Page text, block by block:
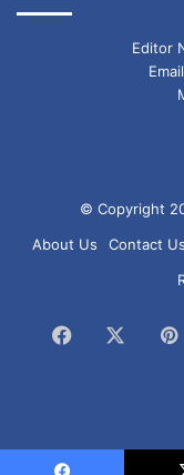
Editor
© Copyright
About Us
Contact Us
Facebook